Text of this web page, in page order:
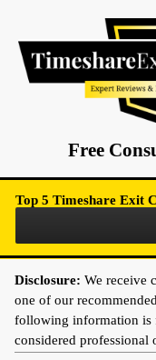
Free
Top 5 Timeshare Exit
Disclosure: We receive
one of our recommended
following information is
considered professional